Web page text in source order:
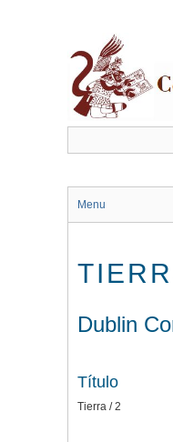
Menu
Dublin
Título
Tierra / 2